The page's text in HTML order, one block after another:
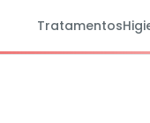
Tratamentos